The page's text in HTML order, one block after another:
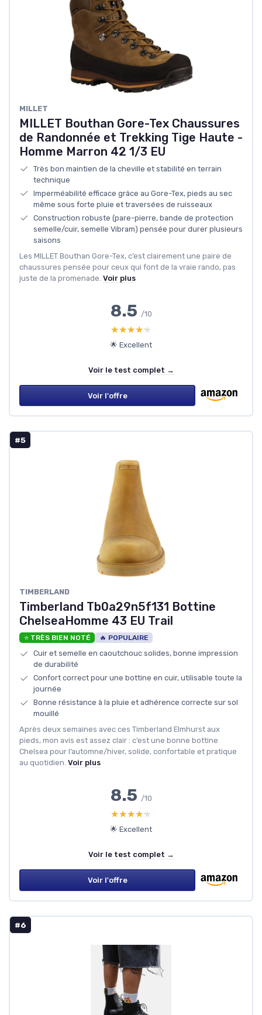
MILLET
MILLET Bouthan Gore-Tex Chaussures
de Randonnée et Trekking Tige Haute -
Homme Marron 42 1/3 EU
Très bon maintien de la cheville et stabilité en terrain
technique
Imperméabilité efficace grâce au Gore-Tex, pieds au sec
même sous forte pluie et traversées de ruisseaux
Construction robuste (pare-pierre, bande de protection
semelle/cuir, semelle Vibram) pensée pour durer plusieurs
saisons
Les MILLET Bouthan Gore-Tex, c’est clairement une paire de
chaussures pensée pour ceux qui font de la vraie rando, pas
juste de la promenade. Voir plus
8.5 /10
★★★★★
★★★★★
🌟 Excellent
Voir le test complet →
Voir l'offre
#5
TIMBERLAND
Timberland Tb0a29n5f131 Bottine
ChelseaHomme 43 EU Trail
⭐ TRÈS BIEN NOTÉ 🔥 POPULAIRE
Cuir et semelle en caoutchouc solides, bonne impression
de durabilité
Confort correct pour une bottine en cuir, utilisable toute la
journée
Bonne résistance à la pluie et adhérence correcte sur sol
mouillé
Après deux semaines avec ces Timberland Elmhurst aux
pieds, mon avis est assez clair : c’est une bonne bottine
Chelsea pour l’automne/hiver, solide, confortable et pratique
au quotidien. Voir plus
8.5 /10
★★★★★
★★★★★
🌟 Excellent
Voir le test complet →
Voir l'offre
#6